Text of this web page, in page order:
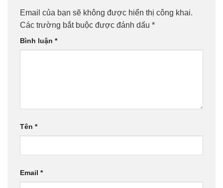
Email của bạn sẽ không được hiển thị công khai.
Các trường bắt buộc được đánh dấu *
Bình luận *
Tên *
Email *